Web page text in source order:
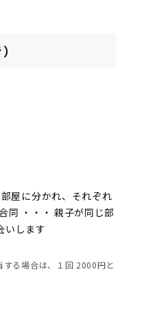
屋に分かれ、それぞれ
同 ・・・ 親子が同じ部
いします
る場合は、１回 2000円と